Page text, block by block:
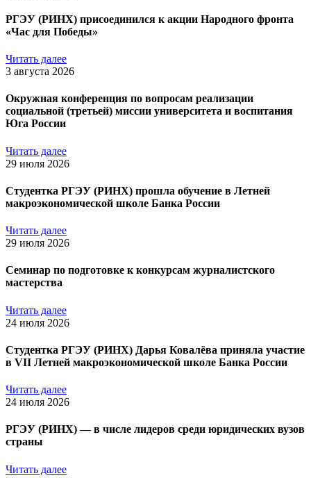
РГЭУ (РИНХ) присоединился к акции Народного фронта
«Час для Победы»
Читать далее
3 августа 2026
Окружная конференция по вопросам реализации
социальной (третьей) миссии университета и воспитания
Юга России
Читать далее
29 июля 2026
Студентка РГЭУ (РИНХ) прошла обучение в Летней
макроэкономической школе Банка России
Читать далее
29 июля 2026
Семинар по подготовке к конкурсам журналистского
мастерства
Читать далее
24 июля 2026
Студентка РГЭУ (РИНХ) Дарья Ковалёва приняла участие
в VII Летней макроэкономической школе Банка России
Читать далее
24 июля 2026
РГЭУ (РИНХ) — в числе лидеров среди юридических вузов
страны
Читать далее